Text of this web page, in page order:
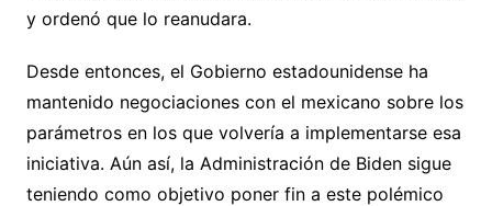
y ordenó que lo reanudara.
Desde entonces, el Gobierno estadounidense ha
mantenido negociaciones con el mexicano sobre los
parámetros en los que volvería a implementarse esa
iniciativa. Aún así, la Administración de Biden sigue
teniendo como objetivo poner fin a este polémico